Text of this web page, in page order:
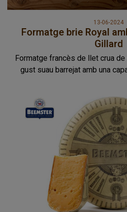
13-06-2024
Formatge brie Royal
Gillard
Formatge francès de llet crua
gust suau barrejat amb una